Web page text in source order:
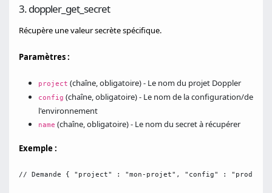
3. doppler_get_secret
Récupère une valeur secrète spécifique.
Paramètres :
project (chaîne, obligatoire) - Le nom du projet Doppler
config (chaîne, obligatoire) - Le nom de la configuration/de
l'environnement
name (chaîne, obligatoire) - Le nom du secret à récupérer
Exemple :
// Demande { "project" : "mon-projet", "config" :